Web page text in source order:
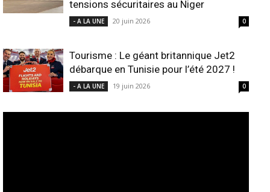
tensions sécuritaires au Niger
- A LA UNE 20 juin 2026 0
Tourisme : Le géant britannique Jet2
débarque en Tunisie pour l’été 2027 !
- A LA UNE 19 juin 2026 0